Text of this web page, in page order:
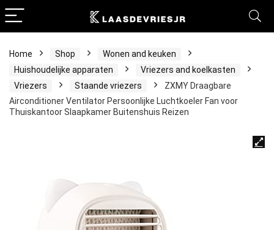
Home Shop
Wonen and keuken
Huishoudelijke apparaten
Vriezers and koelkasten
Vriezers
Staande vriezers
ZXMY Draagbare
Airconditioner Ventilator Persoonlijke Luchtkoeler Fan voor
Thuiskantoor Slaapkamer Buitenshuis Reizen